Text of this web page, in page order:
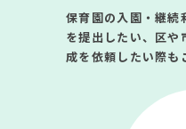
保育園の入園・継続
を提出したい、区や
成を依頼したい際も